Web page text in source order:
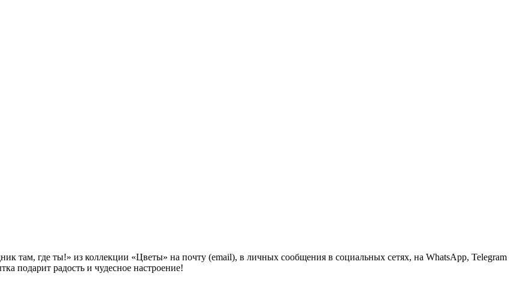
там, где ты!» из коллекции «Цветы» на почту (email), в личных сообщения в социальных сетях, на WhatsApp, Telegram
подарит радость и чудесное настроение!